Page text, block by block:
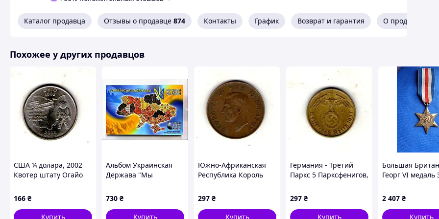
Каталог продавца Отзывы о продавце 874 Контакты График Возврат и гарантия О продавце
Похожее у других продавцов
США ¼ долара, 2002
Квотер штату Огайо
166 ₴
Купить
Альбом Украинская
Держава "Мы
Области Украины" на
27 монет 10 гривень.
Капсульный
730 ₴
Купить
Южно-Африканская
Республика Король
год Бронза, 9.3g, ø
30.8mm No3945
297 ₴
Купить
Германия - Третий
Паркс 5 Парксфенигов,
бронза, 2.5g, ø 18mm
No3616
297 ₴
Купить
Большая
Георг VI медаль
No991
2 407 ₴
Купить